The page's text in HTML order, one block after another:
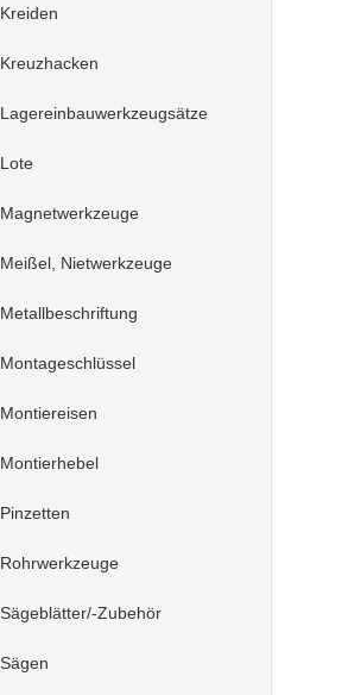
Kreiden
Kreuzhacken
Lagereinbauwerkzeugsätze
Lote
Magnetwerkzeuge
Meißel, Nietwerkzeuge
Metallbeschriftung
Montageschlüssel
Montiereisen
Montierhebel
Pinzetten
Rohrwerkzeuge
Sägeblätter/-Zubehör
Sägen